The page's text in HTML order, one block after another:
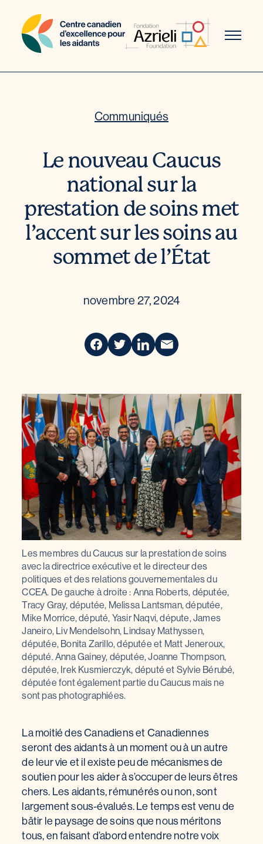
Communiqués
Le nouveau Caucus
national sur la
prestation de soins met
l’accent sur les soins au
sommet de l’État
novembre 27, 2024
Les membres du Caucus sur la prestation de soins
avec la directrice exécutive et le directeur des
politiques et des relations gouvernementales du
CCEA. De gauche à droite : Anna Roberts, députée,
Tracy Gray, députée, Melissa Lantsman, députée,
Mike Morrice, député, Yasir Naqvi, députe, James
Janeiro, Liv Mendelsohn, Lindsay Mathyssen,
députée, Bonita Zarillo, députée et Matt Jeneroux,
député. Anna Gainey, députée, Joanne Thompson,
députée, Irek Kusmierczyk, député et Sylvie Bérubé,
députée font également partie du Caucus mais ne
sont pas photographiées.
La moitié des Canadiens et Canadiennes
seront des aidants à un moment ou à un autre
de leur vie et il existe peu de mécanismes de
soutien pour les aider à s’occuper de leurs êtres
chers. Les aidants, rémunérés ou non, sont
largement sous-évalués. Le temps est venu de
bâtir le paysage de soins que nous méritons
tous, en faisant d’abord entendre notre voix